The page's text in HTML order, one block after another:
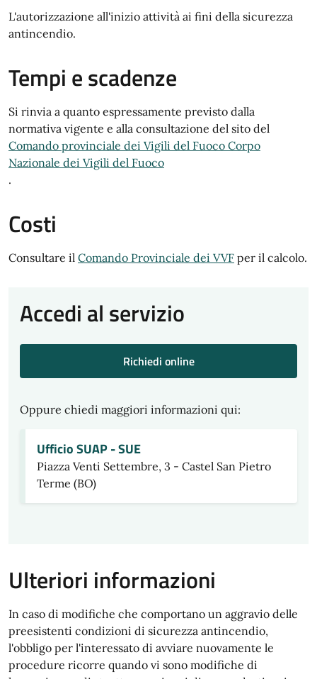
L'autorizzazione all'inizio attività ai fini della sicurezza
antincendio.
Tempi e scadenze
Si rinvia a quanto espressamente previsto dalla
normativa vigente e alla consultazione del sito del
Comando provinciale dei Vigili del Fuoco Corpo
Nazionale dei Vigili del Fuoco
.
Costi
Consultare il Comando Provinciale dei VVF per il calcolo.
Accedi al servizio
Richiedi online
Oppure chiedi maggiori informazioni qui:
Ufficio SUAP - SUE
Piazza Venti Settembre, 3 - Castel San Pietro
Terme (BO)
Ulteriori informazioni
In caso di modifiche che comportano un aggravio delle
preesistenti condizioni di sicurezza antincendio,
l'obbligo per l'interessato di avviare nuovamente le
procedure ricorre quando vi sono modifiche di